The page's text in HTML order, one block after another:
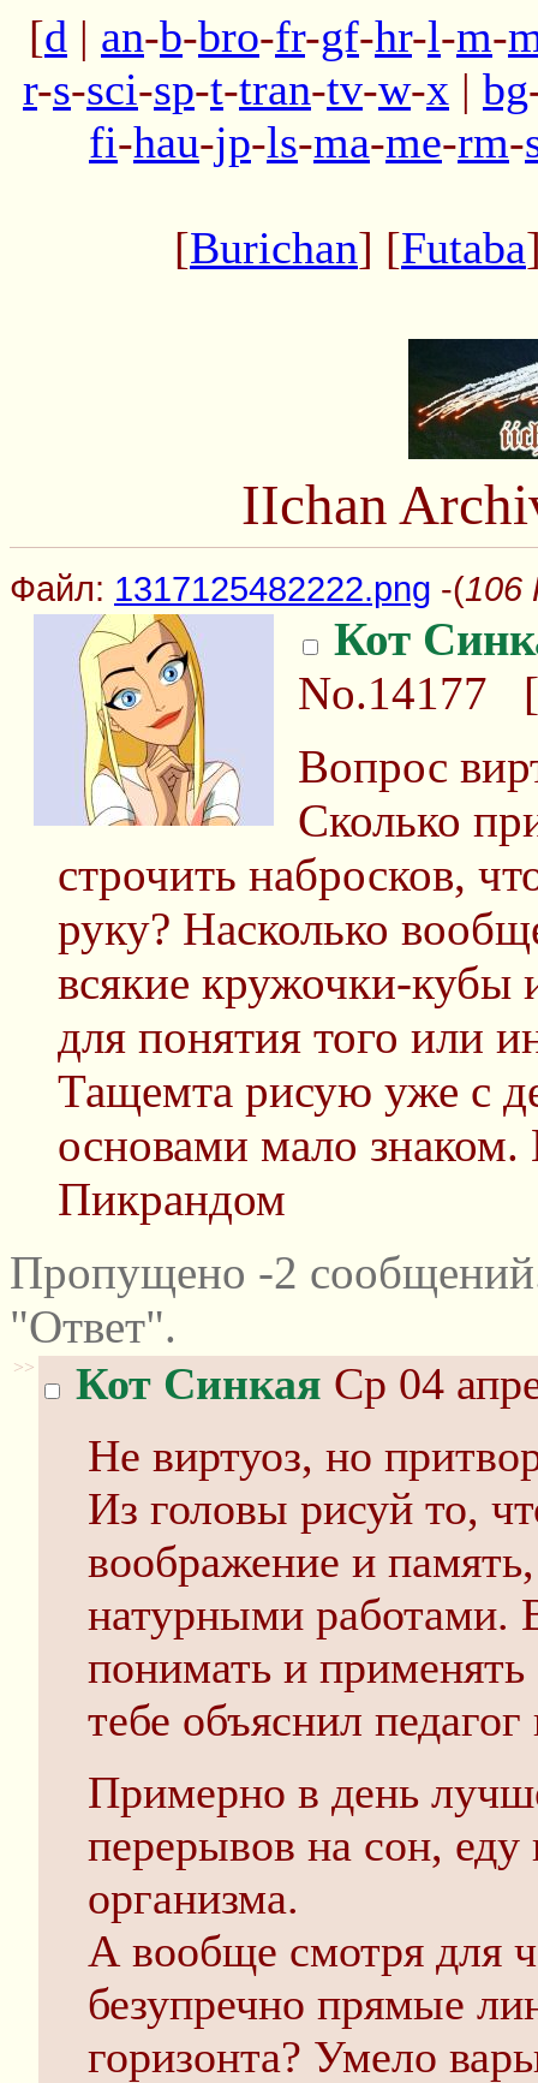
[d | an-b-bro-fr-gf-hr-l-m-
r-s-sci-sp-t-tran-tv-w-x | bg
fi-hau-jp-ls-ma-me-rm-
[Burichan] [Futaba
IIchan
Файл: 1317125482222.png -(106
Кот
No.14177 [
Вопрос
Сколько
строчить набросков,
руку? Насколько
всякие кружочки-кубы
для понятия того или
Тащемта рисую уже с
основами мало
Пикрандом
Пропущено -2
"Ответ".
>> Кот Синкая Ср 04
Не виртуоз, но
Из головы рисуй то,
воображение и
натурными работами.
понимать и
тебе объяснил
Примерно в день
перерывов на сон,
организма.
А вообще смотря для
безупречно прямые
горизонта? Умело